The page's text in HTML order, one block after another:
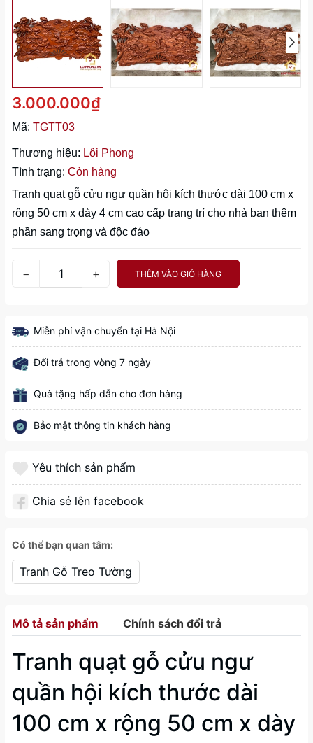
3.000.000₫
Mã: TGTT03
Thương hiệu: Lôi Phong
Tình trạng: Còn hàng
Tranh quạt gỗ cửu ngư quần hội kích thước dài 100 cm x
rộng 50 cm x dày 4 cm cao cấp trang trí cho nhà bạn thêm
phần sang trọng và độc đáo
− + THÊM VÀO GIỎ HÀNG
Miễn phí vận chuyển tại Hà Nội
Đổi trả trong vòng 7 ngày
Quà tặng hấp dẫn cho đơn hàng
Bảo mật thông tin khách hàng
Yêu thích sản phẩm
Chia sẻ lên facebook
Có thể bạn quan tâm:
Tranh Gỗ Treo Tường
Mô tả sản phẩm Chính sách đổi trả
Tranh quạt gỗ cửu ngư
quần hội kích thước dài
100 cm x rộng 50 cm x dày